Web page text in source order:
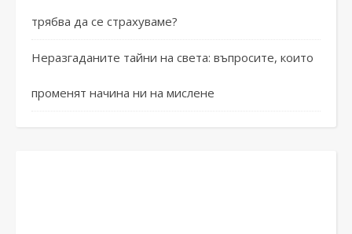
трябва да се страхуваме?
Неразгаданите тайни на света: въпросите, които
променят начина ни на мислене